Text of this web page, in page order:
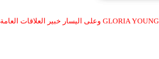
وعلى اليسار خبير العلاقات العامة